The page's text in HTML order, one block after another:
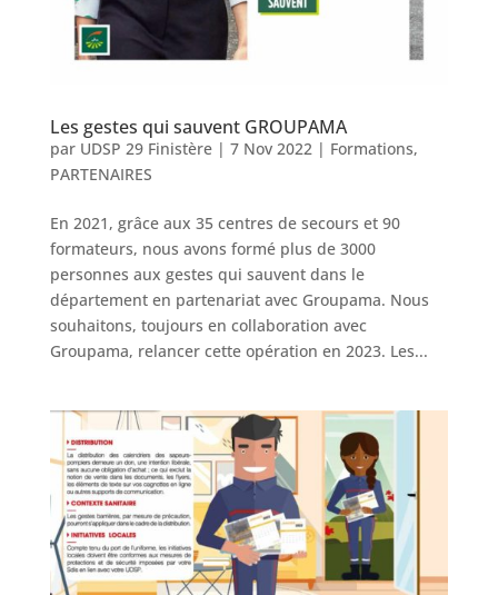
Les gestes qui sauvent GROUPAMA
par UDSP 29 Finistère| 7 Nov 2022| Formations,
PARTENAIRES
En 2021, grâce aux 35 centres de secours et 90
formateurs, nous avons formé plus de 3000
personnes aux gestes qui sauvent dans le
département en partenariat avec Groupama. Nous
souhaitons, toujours en collaboration avec
Groupama, relancer cette opération en 2023. Les...